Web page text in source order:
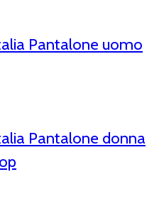
Pantalone uomo
Pantalone donna